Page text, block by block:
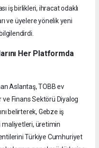
iş birlikleri, ihracat odaklı
ve üyelere yönelik yeni
Her Platformda
Aslantaş, TOBB ev
Finans Sektörü Diyalog
belirterek, Gebze iş
maliyetleri, üretimin
Türkiye Cumhuriyet